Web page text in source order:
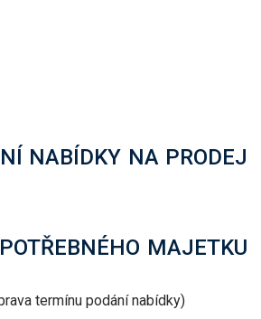
NABÍDKY NA PRODEJ
MAJETKU
termínu podání nabídky)